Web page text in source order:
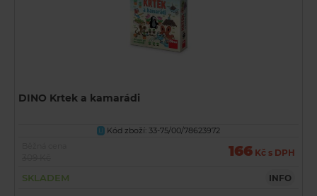
DINO Krtek a kamarádi
U
Kód zboží: 33-75/00/78623972
166 Kč s DPH
SKLADEM INFO